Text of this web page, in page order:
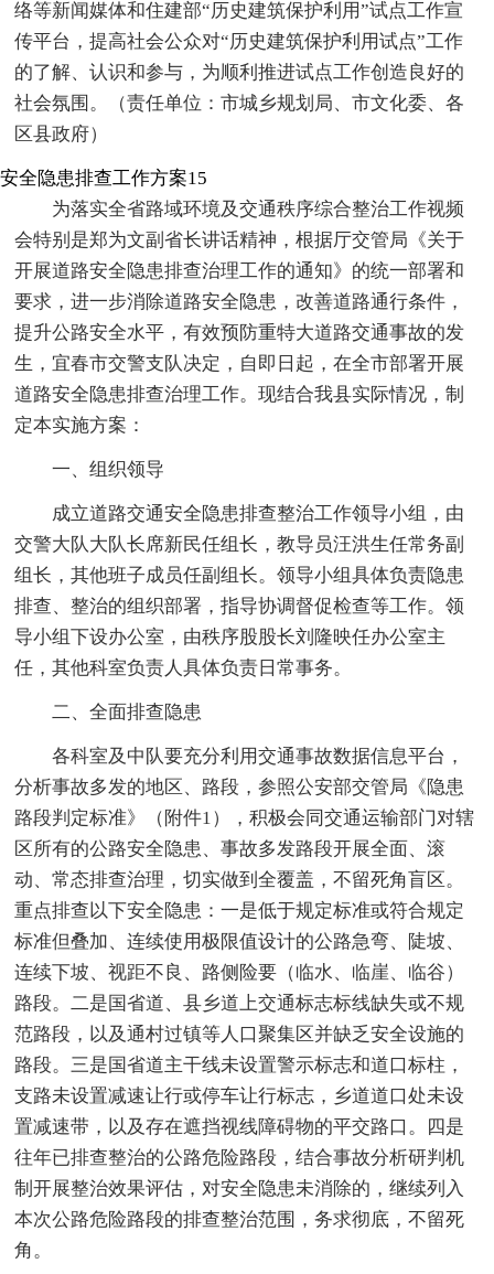
络等新闻媒体和住建部“历史建筑保护利用”试点工作宣
传平台，提高社会公众对“历史建筑保护利用试点”工作
的了解、认识和参与，为顺利推进试点工作创造良好的
社会氛围。（责任单位：市城乡规划局、市文化委、各
区县政府）
安全隐患排查工作方案15
为落实全省路域环境及交通秩序综合整治工作视频
会特别是郑为文副省长讲话精神，根据厅交管局《关于
开展道路安全隐患排查治理工作的通知》的统一部署和
要求，进一步消除道路安全隐患，改善道路通行条件，
提升公路安全水平，有效预防重特大道路交通事故的发
生，宜春市交警支队决定，自即日起，在全市部署开展
道路安全隐患排查治理工作。现结合我县实际情况，制
定本实施方案：
一、组织领导
成立道路交通安全隐患排查整治工作领导小组，由
交警大队大队长席新民任组长，教导员汪洪生任常务副
组长，其他班子成员任副组长。领导小组具体负责隐患
排查、整治的组织部署，指导协调督促检查等工作。领
导小组下设办公室，由秩序股股长刘隆映任办公室主
任，其他科室负责人具体负责日常事务。
二、全面排查隐患
各科室及中队要充分利用交通事故数据信息平台，
分析事故多发的地区、路段，参照公安部交管局《隐患
路段判定标准》（附件1），积极会同交通运输部门对辖
区所有的公路安全隐患、事故多发路段开展全面、滚
动、常态排查治理，切实做到全覆盖，不留死角盲区。
重点排查以下安全隐患：一是低于规定标准或符合规定
标准但叠加、连续使用极限值设计的公路急弯、陡坡、
连续下坡、视距不良、路侧险要（临水、临崖、临谷）
路段。二是国省道、县乡道上交通标志标线缺失或不规
范路段，以及通村过镇等人口聚集区并缺乏安全设施的
路段。三是国省道主干线未设置警示标志和道口标柱，
支路未设置减速让行或停车让行标志，乡道道口处未设
置减速带，以及存在遮挡视线障碍物的平交路口。四是
往年已排查整治的公路危险路段，结合事故分析研判机
制开展整治效果评估，对安全隐患未消除的，继续列入
本次公路危险路段的排查整治范围，务求彻底，不留死
角。